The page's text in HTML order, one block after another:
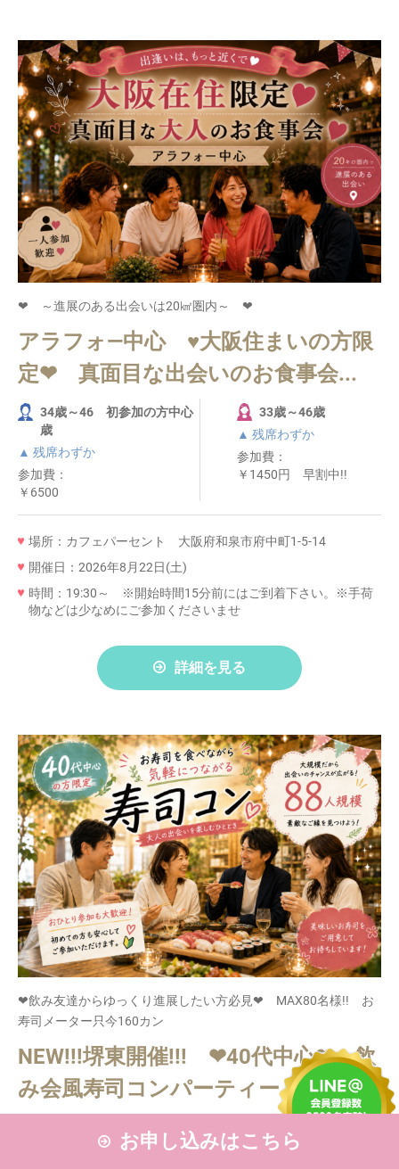
お申し込みはこちら
❤ ～進展のある出会いは20㎢圏内～ ❤
アラフォ―中心 ♥大阪住まいの方限
定❤ 真面目な出会いのお食事会...
34歳～46 初参加の方中心
歳
▲ 残席わずか
参加費：
￥6500
33歳～46歳
▲ 残席わずか
参加費：
￥1450円 早割中!!
場所：カフェパーセント 大阪府和泉市府中町1-5-14
開催日：2026年8月22日(土)
時間：19:30～ ※開始時間15分前にはご到着下さい。※手荷
物などは少なめにご参加くださいませ
詳細を見る
❤飲み友達からゆっくり進展したい方必見❤ MAX80名様!! お
寿司メーター只今160カン
NEW!!!堺東開催!!! ❤40代中心❤ 飲
み会風寿司コンパーティー
▲ 残席わずか